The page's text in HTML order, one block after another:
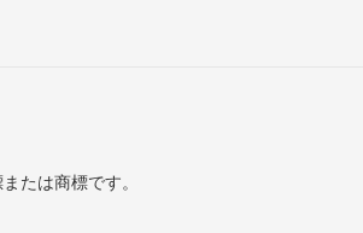
たは商標です。